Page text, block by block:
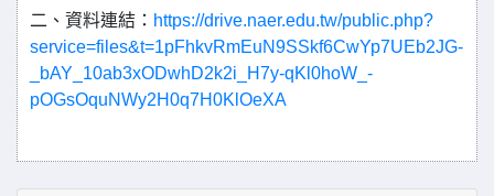
二、資料連結： https://drive.naer.edu.tw/public.php?
service=files&t=1pFhkvRmEuN9SSkf6CwYp7UEb2JG-
_bAY_10ab3xODwhD2k2i_H7y-qKl0hoW_-
pOGsOquNWy2H0q7H0KlOeXA